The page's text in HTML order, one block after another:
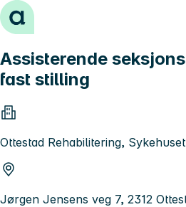
Hopp til innhold
Assisterende
fast stilling
Ottestad Rehabilitering,
Jørgen Jensens veg 7, 2312